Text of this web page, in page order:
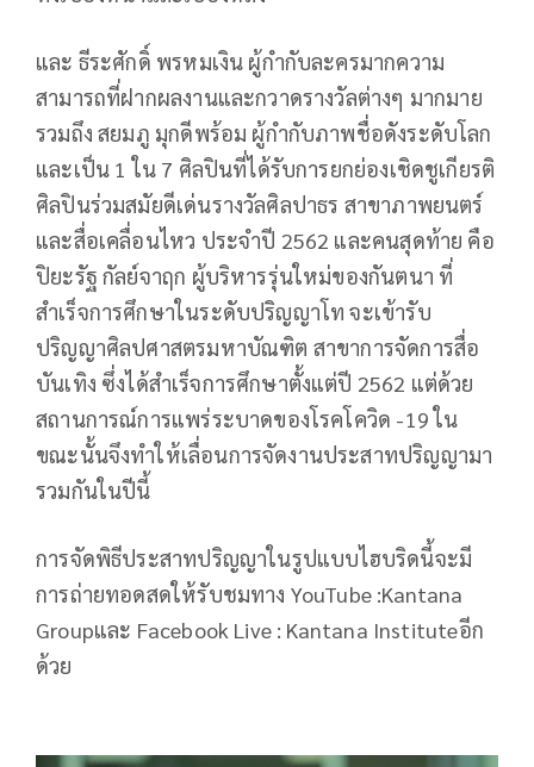
และ ธีระศักดิ์ พรหมเงิน ผู้กำกับละครมากความ
สามารถที่ฝากผลงานและกวาดรางวัลต่างๆ มากมาย
รวมถึง สยมภู มุกดีพร้อม ผู้กำกับภาพชื่อดังระดับโลก
และเป็น 1 ใน 7 ศิลปินที่ได้รับการยกย่องเชิดชูเกียรติ
ศิลปินร่วมสมัยดีเด่นรางวัลศิลปาธร สาขาภาพยนตร์
และสื่อเคลื่อนไหว ประจำปี 2562 และคนสุดท้าย คือ
ปิยะรัฐ กัลย์จาฤก ผู้บริหารรุ่นใหม่ของกันตนา ที่
สำเร็จการศึกษาในระดับปริญญาโท จะเข้ารับ
ปริญญาศิลปศาสตรมหาบัณฑิต สาขาการจัดการสื่อ
บันเทิง ซึ่งได้สำเร็จการศึกษาตั้งแต่ปี 2562 แต่ด้วย
สถานการณ์การแพร่ระบาดของโรคโควิด -19 ใน
ขณะนั้นจึงทำให้เลื่อนการจัดงานประสาทปริญญามา
รวมกันในปีนี้
การจัดพิธีประสาทปริญญาในรูปแบบไฮบริดนี้จะมี
การถ่ายทอดสดให้รับชมทาง YouTube :Kantana
Groupและ Facebook Live : Kantana Instituteอีก
ด้วย